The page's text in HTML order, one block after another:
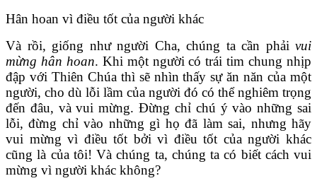
Hân hoan vì điều tốt của người khác
Và rồi, giống như người Cha, chúng ta cần phải vui
mừng hân hoan. Khi một người có trái tim chung nhịp
đập với Thiên Chúa thì sẽ nhìn thấy sự ăn năn của một
người, cho dù lỗi lầm của người đó có thể nghiêm trọng
đến đâu, và vui mừng. Đừng chỉ chú ý vào những sai
lỗi, đừng chỉ vào những gì họ đã làm sai, nhưng hãy
vui mừng vì điều tốt bởi vì điều tốt của người khác
cũng là của tôi! Và chúng ta, chúng ta có biết cách vui
mừng vì người khác không?